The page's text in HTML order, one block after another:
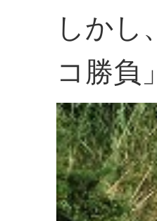
しかし
コ勝負